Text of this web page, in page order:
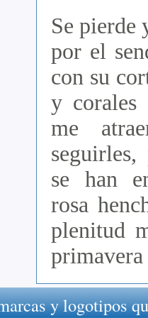
Se pierde
por el
con su
y corales
me
se han
rosa
plenitud
y logotipos